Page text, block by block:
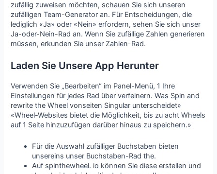
zufällig zuweisen möchten, schauen Sie sich unseren
zufälligen Team-Generator an. Für Entscheidungen, die
lediglich «Ja» oder «Nein» erfordern, sehen Sie sich unser
Ja-oder-Nein-Rad an. Wenn Sie zufällige Zahlen generieren
müssen, erkunden Sie unser Zahlen-Rad.
Laden Sie Unsere App Herunter
Verwenden Sie „Bearbeiten“ im Panel-Menü, 1 Ihre
Einstellungen für jedes Rad über verfeinern. Was Spin and
rewrite the Wheel vonseiten Singular unterscheidet»
«Wheel-Websites bietet die Möglichkeit, bis zu acht Wheels
auf 1 Seite hinzuzufügen darüber hinaus zu speichern.»
Für die Auswahl zufälliger Buchstaben bieten
unsereins unser Buchstaben-Rad the.
Auf spinthewheel. io können Sie diese erstellen und